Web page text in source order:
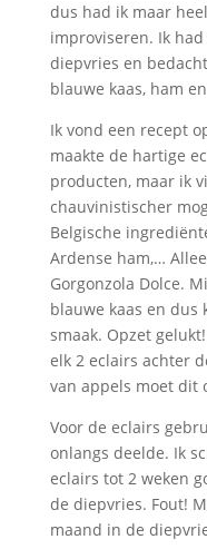
dus had ik maar
improviseren. Ik
diepvries en
blauwe kaas, ham
Ik vond een recept
maakte de hartige
producten, maar ik
chauvinistischer
Belgische
Ardense ham,…
Gorgonzola Dolce.
blauwe kaas en dus
smaak. Opzet
elk 2 eclairs achter
van appels moet dit
Voor de eclairs
onlangs deelde. Ik
eclairs tot 2 weken
de diepvries. Fout!
maand in de